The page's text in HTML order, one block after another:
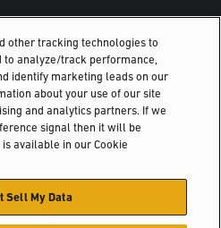
other tracking technologies to
to analyze/track performance,
identify marketing leads on our
about your use of our site
and analytics partners. If we
signal then it will be
available in our Cookie
Sell My Data